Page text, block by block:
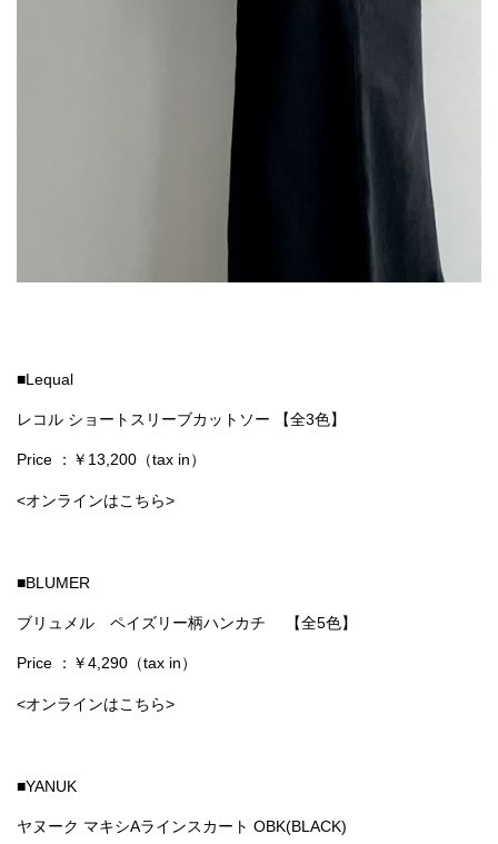
■Lequal
レコル ショートスリーブカットソー 【全3色】
Price ：￥13,200（tax in）
<オンラインはこちら>
■BLUMER
ブリュメル ペイズリー柄ハンカチ 【全5色】
Price ：￥4,290（tax in）
<オンラインはこちら>
■YANUK
ヤヌーク マキシAラインスカート OBK(BLACK)